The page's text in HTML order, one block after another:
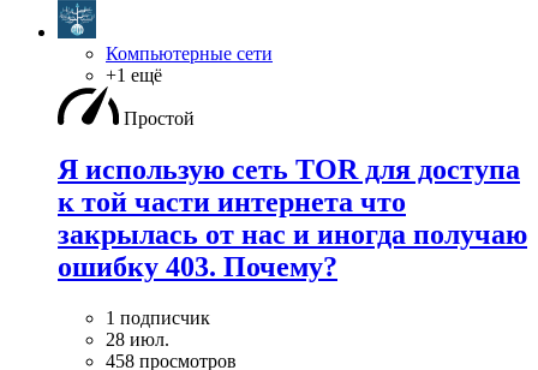
Компьютерные сети
+1 ещё
Простой
Я использую сеть TOR для доступа
к той части интернета что
закрылась от нас и иногда получаю
ошибку 403. Почему?
1 подписчик
28 июл.
458 просмотров